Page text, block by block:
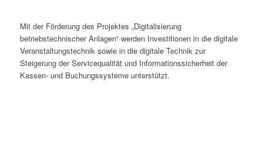
Mit der Förderung des Projektes „Digitalisierung
betriebstechnischer Anlagen“ werden Investitionen in die digitale
Veranstaltungstechnik sowie in die digitale Technik zur
Steigerung der Servicequalität und Informationssicherheit der
Kassen- und Buchungssysteme unterstützt.